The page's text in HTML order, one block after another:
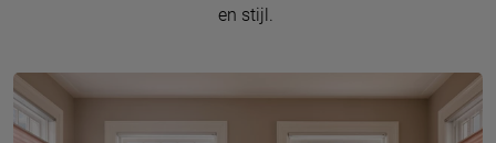
en stijl.